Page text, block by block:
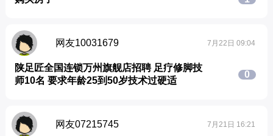
网友10031679 7月22日 09:04
陕足匠全国连锁万州旗舰店招聘 足疗修脚技
师10名 要求年龄25到50岁技术过硬适
0
网友07215745 7月21日 16:21